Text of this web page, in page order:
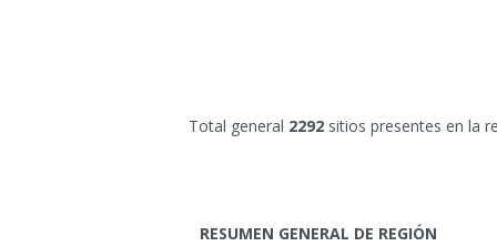
Total general 2292 sitios presentes en la
RESUMEN GENERAL DE REGIÓN